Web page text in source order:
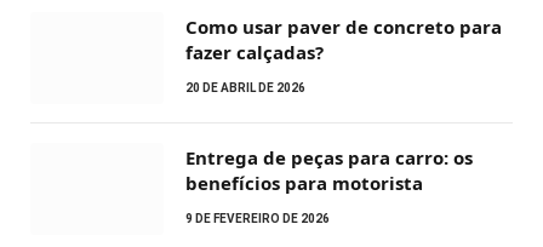
Como usar paver de concreto para
fazer calçadas?
20 DE ABRIL DE 2026
Entrega de peças para carro: os
benefícios para motorista
9 DE FEVEREIRO DE 2026